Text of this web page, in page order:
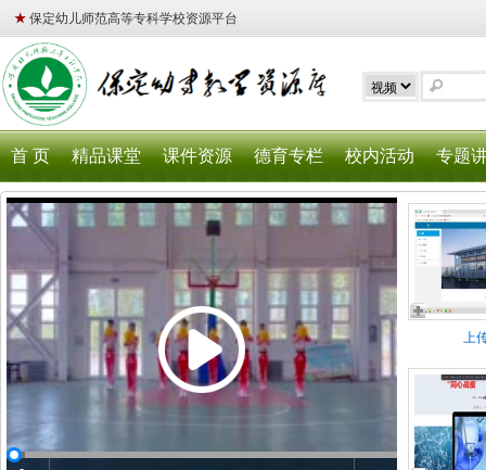
★ 保定幼儿师范高等专科学校资源平台
首 页 精品课堂 课件资源 德育专栏 校内活动 专题
上